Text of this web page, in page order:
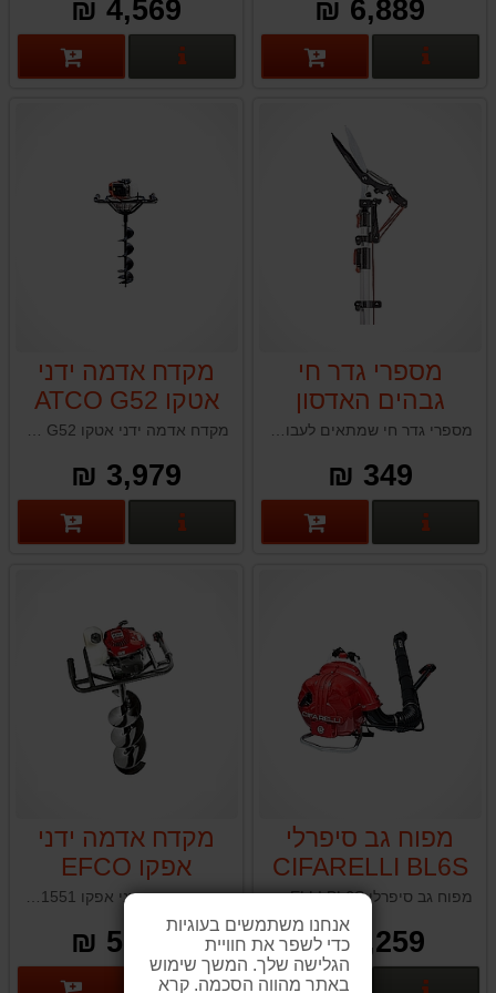
אנחנו משתמשים בעוגיות
כדי לשפר את חוויית
הגלישה שלך. המשך שימוש
באתר מהווה הסכמה. קרא
602
6,889 ₪
פרטים נוספים
4,569 ₪
פרטים נוספים
מספרי גדר חי
גבהים האדסון
HUDSON עבור
מערכת מוט
טלסקופי האדסון
מספרי גדר חי שמתאים לעבודות גיזום קפדניות ומדויקות בעבודות גינה בגובה
349 ₪
פרטים נוספים
מקדח אדמה ידני
אטקו ATCO G52
מקדח אדמה ידני אטקו ATCO G52 תוצרת איטליה
3,979 ₪
פרטים נוספים
מפוח גב סיפרלי
CIFARELLI BL6S
מפוח גב סיפרלי CIFARELLI BL6S תוצרת איטליה
5,259 ₪
פרטים נוספים
מקדח אדמה ידני
אפקו EFCO
TR1551
5,129 ₪
פרטים נוספים